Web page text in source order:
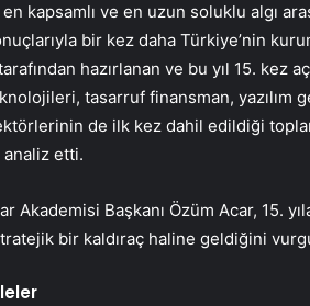
kapsamlı ve en uzun soluklu algı
bir kez daha Türkiye’nin
hazırlanan ve bu yıl 15. kez
tasarruf finansman,
de ilk kez dahil edildiği
etti.
Akademisi Başkanı Özüm Acar, 15.
bir kaldıraç haline geldiğini